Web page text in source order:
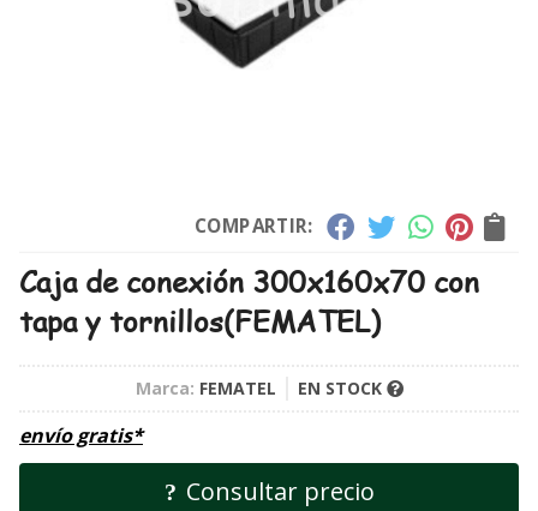
COMPARTIR:
Caja de conexión 300x160x70 con
tapa y tornillos(FEMATEL)
Marca: FEMATEL EN STOCK
envío gratis*
Consultar precio